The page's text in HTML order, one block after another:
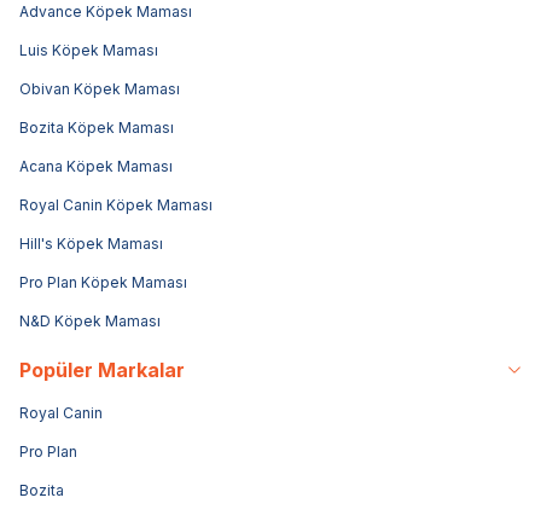
Advance Köpek Maması
Luis Köpek Maması
Obivan Köpek Maması
Bozita Köpek Maması
Acana Köpek Maması
Royal Canin Köpek Maması
Hill's Köpek Maması
Pro Plan Köpek Maması
N&D Köpek Maması
Popüler Markalar
Royal Canin
Pro Plan
Bozita